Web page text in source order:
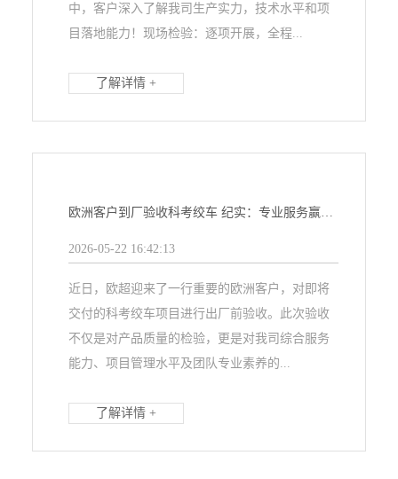
中，客户深入了解我司生产实力，技术水平和项
目落地能力！现场检验：逐项开展，全程...
了解详情 +
欧洲客户到厂验收科考绞车 纪实：专业服务赢得高度赞誉
2026-05-22 16:42:13
近日，欧超迎来了一行重要的欧洲客户，对即将
交付的科考绞车项目进行出厂前验收。此次验收
不仅是对产品质量的检验，更是对我司综合服务
能力、项目管理水平及团队专业素养的...
了解详情 +